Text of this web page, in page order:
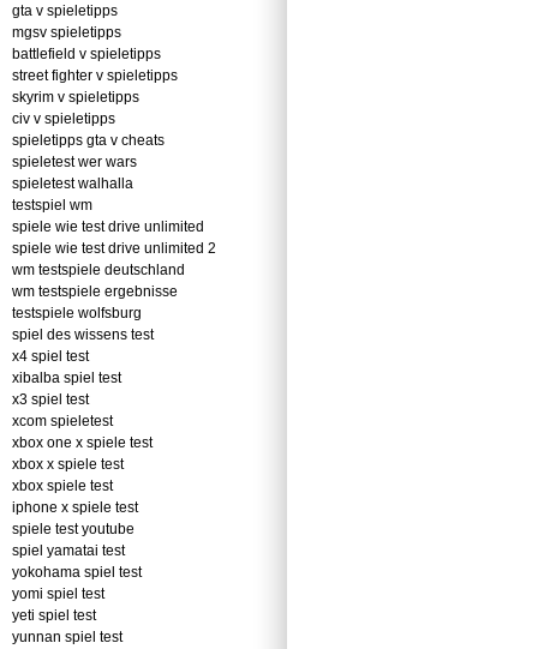
gta v spieletipps
mgsv spieletipps
battlefield v spieletipps
street fighter v spieletipps
skyrim v spieletipps
civ v spieletipps
spieletipps gta v cheats
spieletest wer wars
spieletest walhalla
testspiel wm
spiele wie test drive unlimited
spiele wie test drive unlimited 2
wm testspiele deutschland
wm testspiele ergebnisse
testspiele wolfsburg
spiel des wissens test
x4 spiel test
xibalba spiel test
x3 spiel test
xcom spieletest
xbox one x spiele test
xbox x spiele test
xbox spiele test
iphone x spiele test
spiele test youtube
spiel yamatai test
yokohama spiel test
yomi spiel test
yeti spiel test
yunnan spiel test